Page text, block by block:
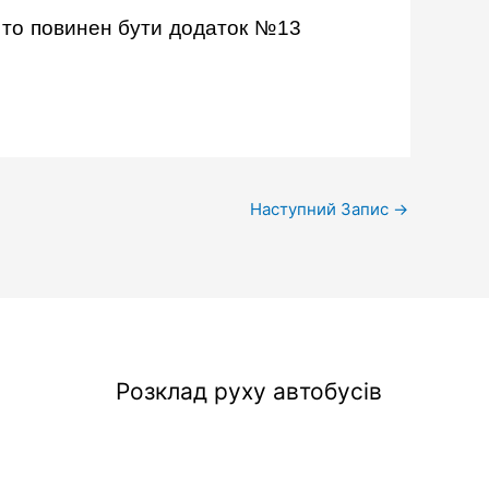
то повинен бути додаток №13
Наступний Запис →
Розклад руху автобусів